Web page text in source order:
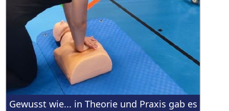
Gewusst wie... in Theorie und Praxis gab es